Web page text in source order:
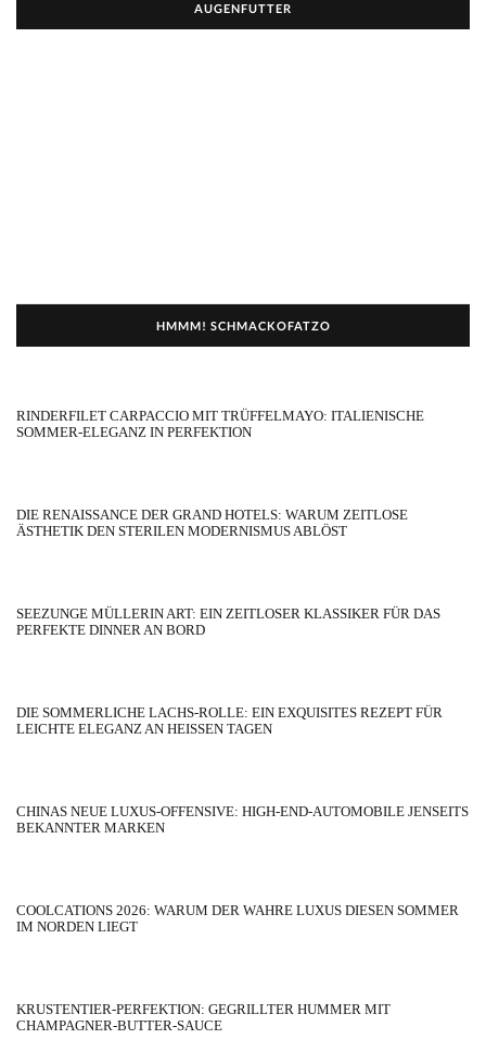
AUGENFUTTER
HMMM! SCHMACKOFATZO
RINDERFILET CARPACCIO MIT TRÜFFELMAYO: ITALIENISCHE
SOMMER-ELEGANZ IN PERFEKTION
DIE RENAISSANCE DER GRAND HOTELS: WARUM ZEITLOSE
ÄSTHETIK DEN STERILEN MODERNISMUS ABLÖST
SEEZUNGE MÜLLERIN ART: EIN ZEITLOSER KLASSIKER FÜR DAS
PERFEKTE DINNER AN BORD
DIE SOMMERLICHE LACHS-ROLLE: EIN EXQUISITES REZEPT FÜR
LEICHTE ELEGANZ AN HEISSEN TAGEN
CHINAS NEUE LUXUS-OFFENSIVE: HIGH-END-AUTOMOBILE JENSEITS
BEKANNTER MARKEN
COOLCATIONS 2026: WARUM DER WAHRE LUXUS DIESEN SOMMER
IM NORDEN LIEGT
KRUSTENTIER-PERFEKTION: GEGRILLTER HUMMER MIT
CHAMPAGNER-BUTTER-SAUCE